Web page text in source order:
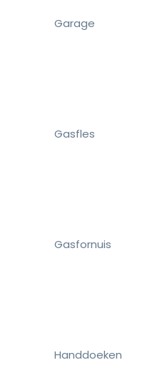
Garage
Gasfles
Gasfornuis
Handdoeken